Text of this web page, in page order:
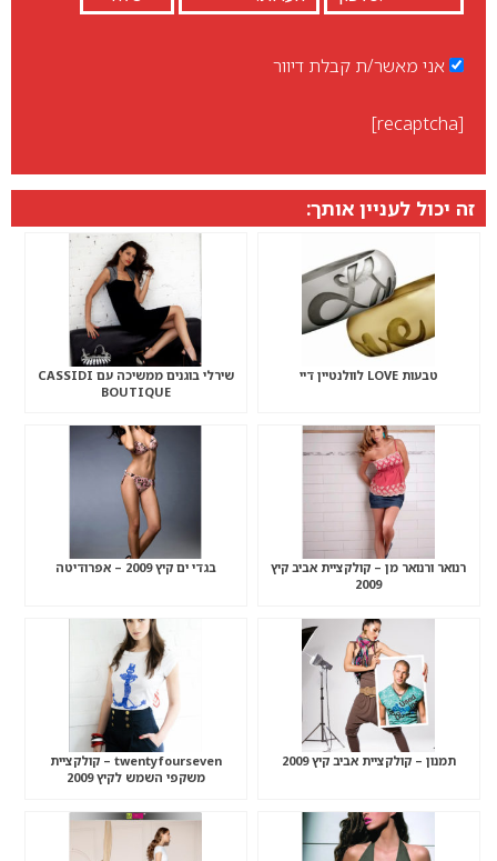
אני מאשר/ת קבלת דיוור
[recaptcha]
זה יכול לעניין אותך:
טבעות LOVE לוולנטיין דיי
שירלי בוגנים ממשיכה עם CASSIDI
BOUTIQUE
רנואר ורנואר מן – קולקציית אביב קיץ
2009
בגדי ים קיץ 2009 – אפרודיטה
תמנון – קולקציית אביב קיץ 2009
twentyfourseven – קולקציית
משקפי השמש לקיץ 2009